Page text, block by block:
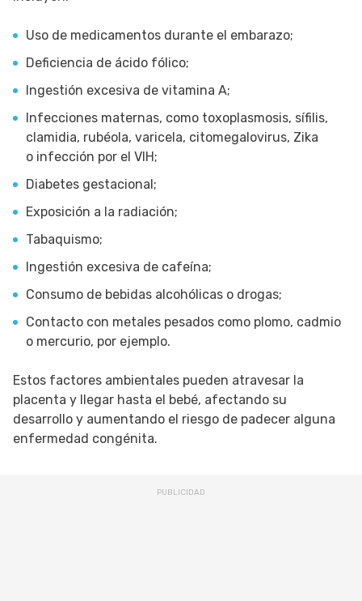
Uso de medicamentos durante el embarazo;
Deficiencia de ácido fólico;
Ingestión excesiva de vitamina A;
Infecciones maternas, como toxoplasmosis, sífilis,
clamidia, rubéola, varicela, citomegalovirus, Zika
o infección por el VIH;
Diabetes gestacional;
Exposición a la radiación;
Tabaquismo;
Ingestión excesiva de cafeína;
Consumo de bebidas alcohólicas o drogas;
Contacto con metales pesados como plomo, cadmio
o mercurio, por ejemplo.
Estos factores ambientales pueden atravesar la
placenta y llegar hasta el bebé, afectando su
desarrollo y aumentando el riesgo de padecer alguna
enfermedad congénita.